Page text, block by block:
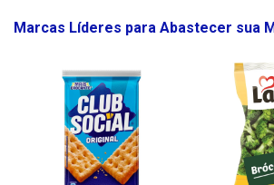
Marcas Líderes para Abastecer sua